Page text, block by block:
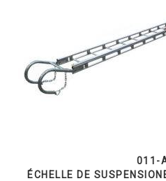
011-
ÉCHELLE DE